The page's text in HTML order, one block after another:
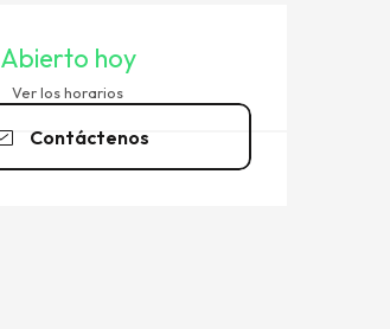
Abierto hoy
Ver los horarios
Contáctenos